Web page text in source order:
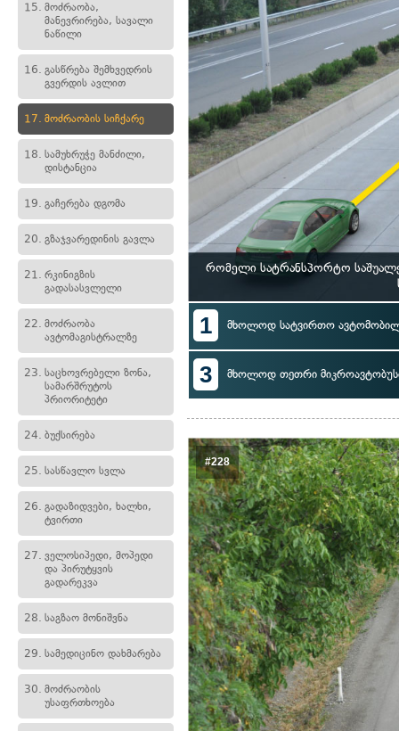
15. მოძრაობა,
მანევრირება, სავალი
ნაწილი
16. გასწრება შემხვედრის
გვერდის ავლით
17. მოძრაობის სიჩქარე
18. სამუხრუჭე მანძილი,
დისტანცია
19. გაჩერება დგომა
20. გზაჯვარედინის გავლა
21. რკინიგზის
გადასასვლელი
22. მოძრაობა
ავტომაგისტრალზე
23. საცხოვრებელი ზონა,
სამარშრუტოს
პრიორიტეტი
24. ბუქსირება
25. სასწავლო სვლა
26. გადაზიდვები, ხალხი,
ტვირთი
27. ველოსიპედი, მოპედი
და პირუტყვის
გადარეკვა
28. საგზაო მონიშვნა
29. სამედიცინო დახმარება
30. მოძრაობის
უსაფრთხოება
რომელი სატრანსპორტო
1 მხოლოდ სატვირთო
3 მხოლოდ თეთრი
#228